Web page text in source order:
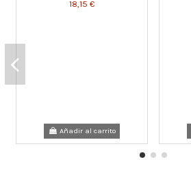
18,15 €
Añadir al carrito